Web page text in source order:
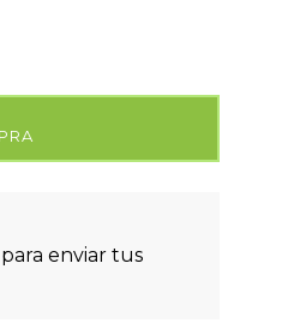
enviar tus